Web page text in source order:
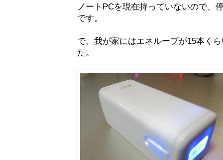
ノートPCを現在持っていないので、
です。
で、我が家にはエネループが15本く
た。